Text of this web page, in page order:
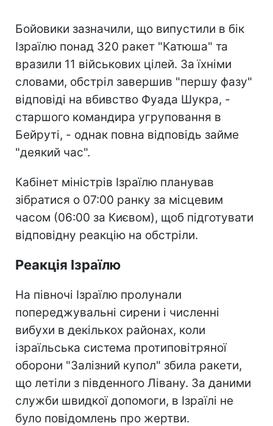
Бойовики зазначили, що випустили в бік
Ізраїлю понад 320 ракет "Катюша" та
вразили 11 військових цілей. За їхніми
словами, обстріл завершив "першу фазу"
відповіді на вбивство Фуада Шукра, -
старшого командира угруповання в
Бейруті, - однак повна відповідь займе
"деякий час".
Кабінет міністрів Ізраїлю планував
зібратися о 07:00 ранку за місцевим
часом (06:00 за Києвом), щоб підготувати
відповідну реакцію на обстріли.
Реакція Ізраїлю
На півночі Ізраїлю пролунали
попереджувальні сирени і численні
вибухи в декількох районах, коли
ізраїльська система протиповітряної
оборони "Залізний купол" збила ракети,
що летіли з південного Лівану. За даними
служби швидкої допомоги, в Ізраїлі не
було повідомлень про жертви.